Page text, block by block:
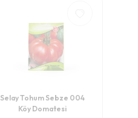
Selay Tohum Sebze 004
Köy Domatesi